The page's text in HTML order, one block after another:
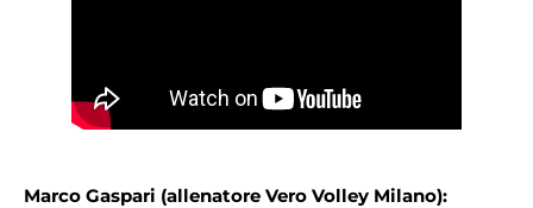
Marco Gaspari (allenatore Vero Volley Milano):